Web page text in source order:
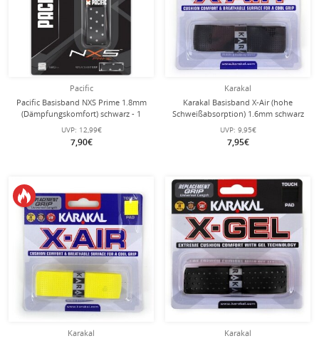
Pacific
Pacific Basisband NXS Prime 1.8mm
(Dämpfungskomfort) schwarz - 1
Stück
UVP: 12,99€
7,90€
Karakal
Karakal Basisband X-Air (hohe
Schweißabsorption) 1.6mm schwarz
- 1 Stück
UVP: 9,95€
7,95€
Karakal
Karakal